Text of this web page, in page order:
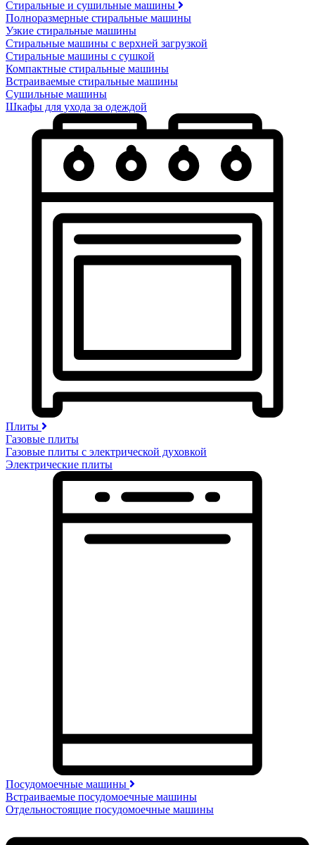
Стиральные и сушильные машины
Полноразмерные стиральные машины
Узкие стиральные машины
Стиральные машины с верхней загрузкой
Стиральные машины с сушкой
Компактные стиральные машины
Встраиваемые стиральные машины
Сушильные машины
Шкафы для ухода за одеждой
Плиты
Газовые плиты
Газовые плиты с электрической духовкой
Электрические плиты
Посудомоечные машины
Встраиваемые посудомоечные машины
Отдельностоящие посудомоечные машины